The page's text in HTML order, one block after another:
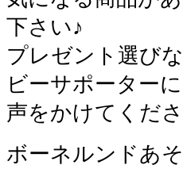
下さい♪
プレゼント選び
ビーサポーターに
声をかけてくださ
ボーネルンドあ